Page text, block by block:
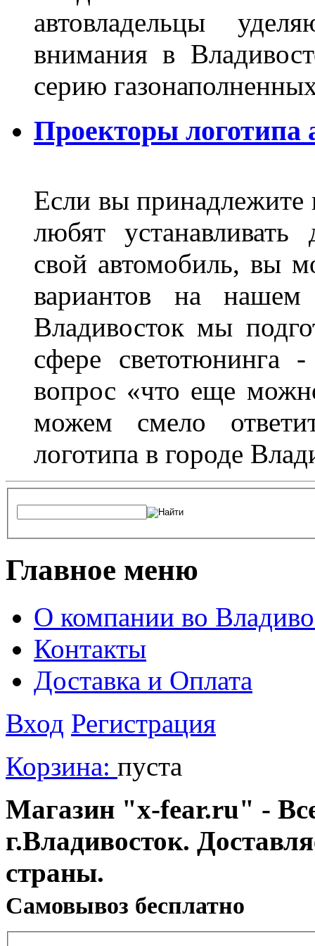
автовладельцы
внимания в
серию
Проекторы логотипа
Если вы принадлежите
любят устанавливать
свой автомобиль, вы
вариантов на
Владивосток мы
сфере светотюнинга
вопрос «что еще
можем смело
логотипа в городе
Главное меню
О компании во
Контакты
Доставка и Оплата
Вход Регистрация
Корзина: пуста
Магазин "x-fear.ru" -
г.Владивосток.
страны.
Cамовывоз бесплатно